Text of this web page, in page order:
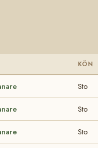
KÖN
Sto
Sto
Sto